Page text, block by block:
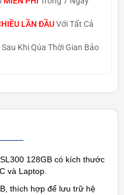
LẦN ĐẦU Với Tất Cả
Sau Khi Qúa Thời Gian Bảo
128GB có kích thước
và Laptop.
, thích hợp để lưu trữ hệ